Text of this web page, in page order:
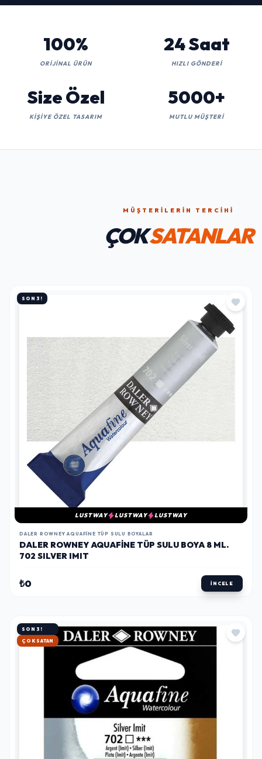
100%
ORIJINAL ÜRÜN
24 Saat
HIZLI GÖNDERI
Size Özel
KIŞIYE ÖZEL TASARIM
5000+
MUTLU MÜŞTERI
MÜŞTERILERIN TERCIHI
ÇOKSATANLAR
SON 3!
LUSTWAY LUSTWAY LUSTWAY
DALER ROWNEY AQUAFINE TÜP SULU BOYALAR
DALER ROWNEY AQUAFINE TÜP SULU BOYA 8 ML.
702 SILVER IMIT
₺0 İNCELE
SON 3!
HIZLI KARGO